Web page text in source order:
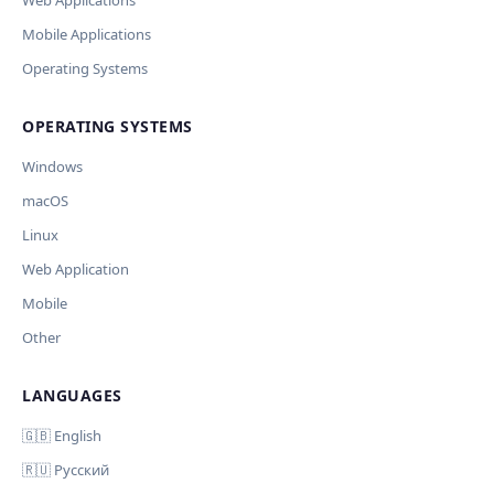
Ключ и модель сохраняются в браузере. Не передаются
Обрабатывать клавиши для платформ
AI заполнит ключи только для выбранных платформ.
Остальные оставит пустыми.
Current data
Mobile Applications
Operating Systems
OPERATING SYSTEMS
Windows
macOS
Linux
Web Application
Mobile
Other
LANGUAGES
🇬🇧 English
🇷🇺 Русский